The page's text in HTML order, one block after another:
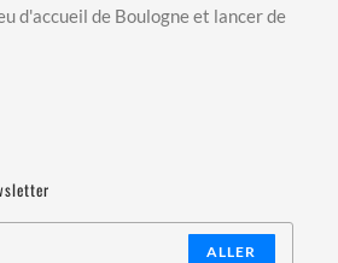
d'accueil de Boulogne et lancer de
ALLER